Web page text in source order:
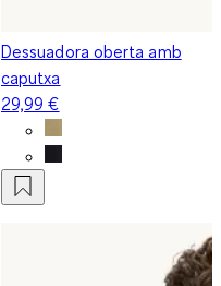
Dessuadora oberta amb
caputxa
29,99 €